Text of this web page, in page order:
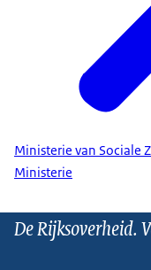
Ministerie van Sociale
Ministerie
De Rijksoverheid.